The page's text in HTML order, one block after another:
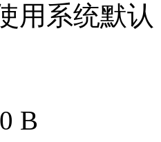
用系统默认
B